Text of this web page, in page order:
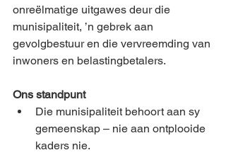
onreëlmatige uitgawes deur die
munisipaliteit, ’n gebrek aan
gevolgbestuur en die vervreemding van
inwoners en belastingbetalers.
Ons standpunt
Die munisipaliteit behoort aan sy
gemeenskap – nie aan ontplooide
kaders nie.